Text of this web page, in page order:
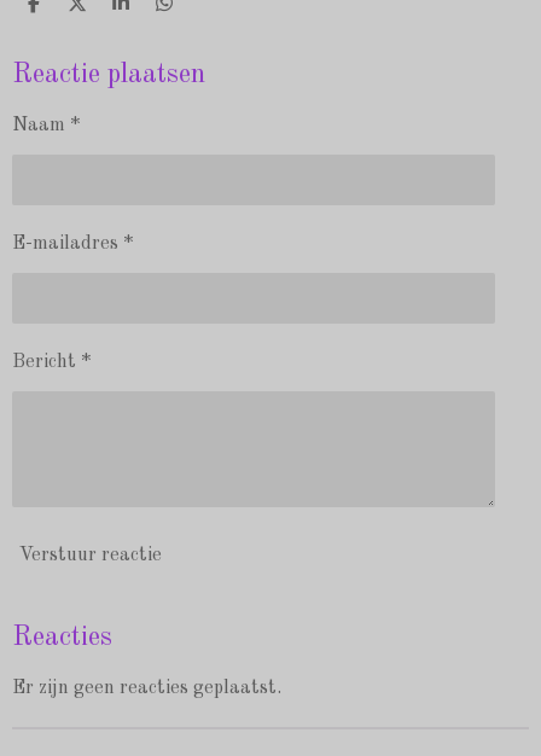
D
e
n
D
l
S
r
e
D
e
n
Reactie plaatsen
Naam *
E-mailadres *
Bericht *
Verstuur reactie
Reacties
Er zijn geen reacties geplaatst.